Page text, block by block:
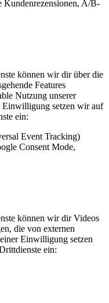
A/B-
können wir dir über die
Features
Nutzung unserer
Einwilligung setzen wir auf
ein:
Event Tracking)
Consent Mode,
können wir dir Videos
die von externen
Einwilligung setzen
ein: